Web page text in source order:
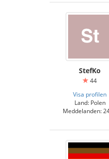
StefKo
44
Visa profilen
Land: Polen
Meddelanden: